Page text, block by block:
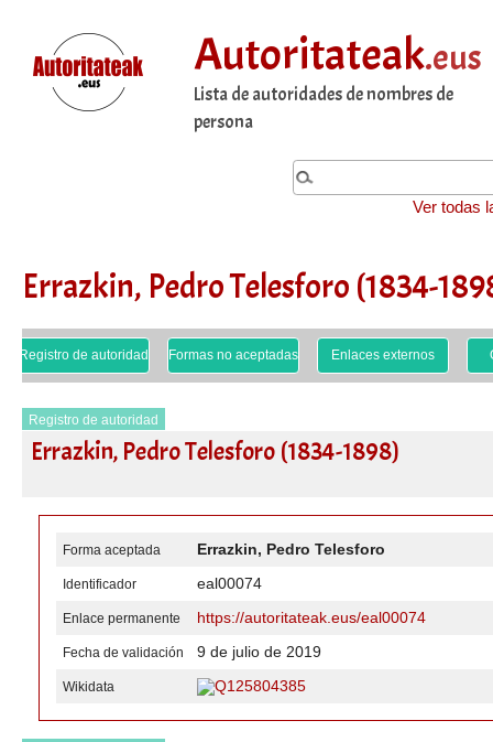
Autoritateak.eus
Lista de autoridades de nombres de
persona
Ver todas
Errazkin, Pedro Telesforo (1834-
Registro de autoridad Formas no aceptadas Enlaces externos
Registro de autoridad
Errazkin, Pedro Telesforo (1834-1898)
Forma aceptada Errazkin, Pedro Telesforo
Identificador eal00074
Enlace permanente https://autoritateak.eus/eal00074
Fecha de validación 9 de julio de 2019
Wikidata Q125804385